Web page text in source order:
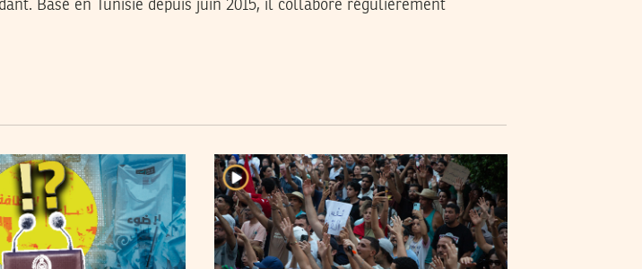
Basé en Tunisie depuis juin 2015, il collabore régulièrement